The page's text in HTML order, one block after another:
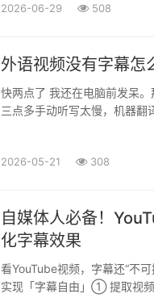
2026-06-29 508
外语视频没有字幕怎
快两点了 我还在电脑前发呆
三点多手动听写太慢，机器翻
2026-05-21 308
自媒体人必备！
化字幕效果
看YouTube视频，字幕还“不
实现「字幕自由」① 提取视